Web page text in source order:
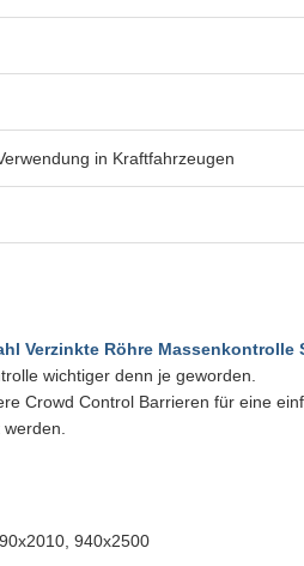
in Kraftfahrzeugen
Verzinkte Röhre Massenkontrolle
wichtiger denn je geworden.
Crowd Control Barrieren für eine
940x2500